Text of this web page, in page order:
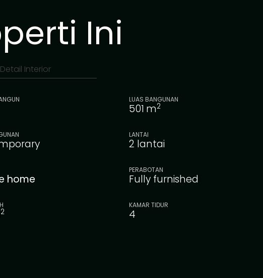
Ini
Detail Interior
LUAS BANGUNAN
501 m2
LANTAI
2 lantai
home
PERABOTAN
Fully furnished
2
KAMAR TIDUR
4